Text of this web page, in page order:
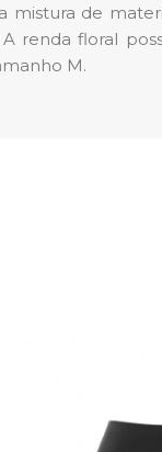
mistura de
renda floral
M.